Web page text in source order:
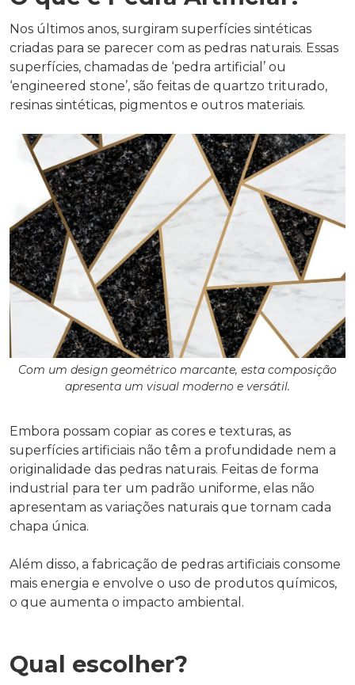
Nos últimos anos, surgiram superfícies sintéticas
criadas para se parecer com as pedras naturais. Essas
superfícies, chamadas de ‘pedra artificial’ ou
‘engineered stone’, são feitas de quartzo triturado,
resinas sintéticas, pigmentos e outros materiais.
Com um design geométrico marcante, esta composição
apresenta um visual moderno e versátil.
Embora possam copiar as cores e texturas, as
superfícies artificiais não têm a profundidade nem a
originalidade das pedras naturais. Feitas de forma
industrial para ter um padrão uniforme, elas não
apresentam as variações naturais que tornam cada
chapa única.
Além disso, a fabricação de pedras artificiais consome
mais energia e envolve o uso de produtos químicos,
o que aumenta o impacto ambiental.
Qual escolher?